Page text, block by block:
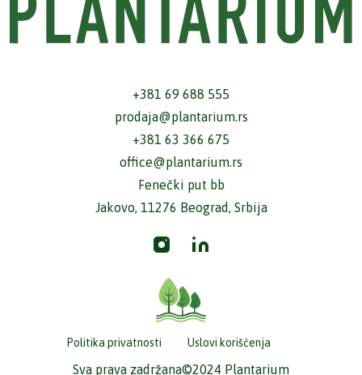
+381 69 688 555
prodaja@plantarium.rs
+381 63 366 675
office@plantarium.rs
Fenečki put bb
Jakovo, 11276 Beograd, Srbija
Politika privatnosti Uslovi korišćenja
Sva prava zadržana©2024 Plantarium